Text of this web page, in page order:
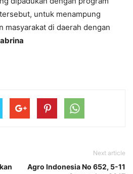
untuk menampung
masyarakat di daerah dengan
Next article
Agro Indonesia No 652, 5-11